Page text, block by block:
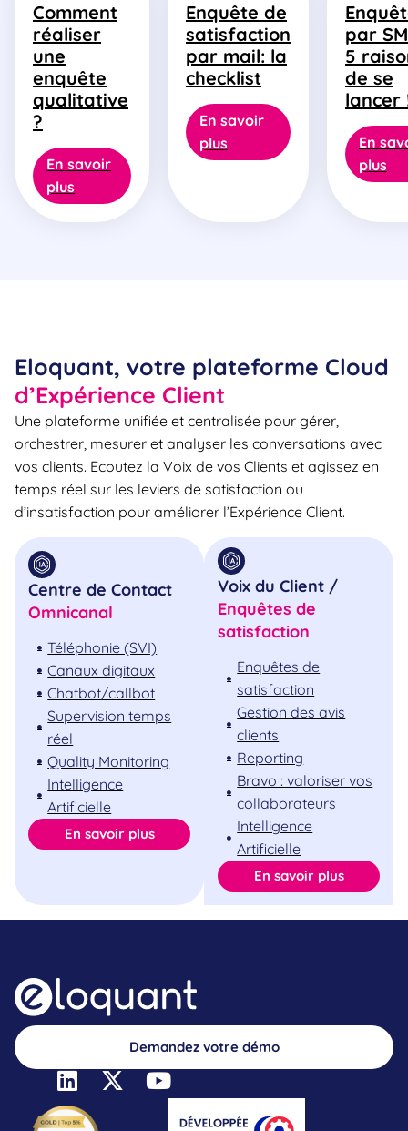
Comment
réaliser
une
enquête
qualitative
?
En savoir
plus
Enquête de
satisfaction
par mail: la
checklist
En savoir
plus
par
5
de se
lancer
En
plus
Eloquant, votre plateforme Cloud
d’Expérience Client
Une plateforme unifiée et centralisée pour gérer,
orchestrer, mesurer et analyser les conversations avec
vos clients. Ecoutez la Voix de vos Clients et agissez en
temps réel sur les leviers de satisfaction ou
d’insatisfaction pour améliorer l’Expérience Client.
Centre de Contact
Omnicanal
Téléphonie (SVI)
Canaux digitaux
Chatbot/callbot
Supervision temps
réel
Quality Monitoring
Intelligence
Artificielle
En savoir plus
Voix du Client /
Enquêtes de
satisfaction
Enquêtes de
satisfaction
Gestion des avis
clients
Reporting
Bravo : valoriser vos
collaborateurs
Intelligence
Artificielle
En savoir plus
Demandez votre démo